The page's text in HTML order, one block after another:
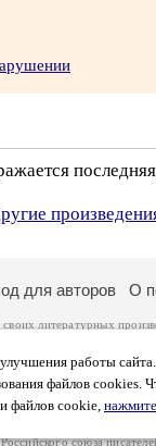
работы сайта.
файлов cookies.
файлов cookie,
для авторов О
литературных
произведений
на основании
также можете посмотреть
в общей сумме
количество
Российского союза